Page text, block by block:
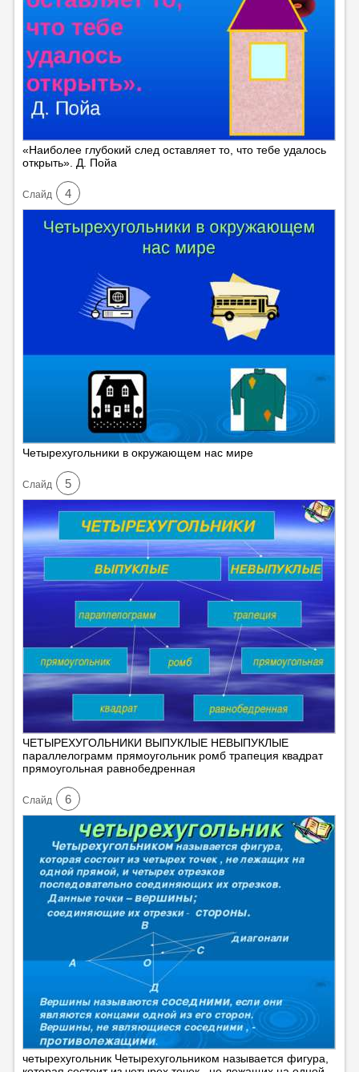
«Наиболее глубокий след оставляет то, что тебе удалось
открыть». Д. Пойа
Cлайд 4
Четырехугольники в окружающем нас мире
Cлайд 5
ЧЕТЫРЕХУГОЛЬНИКИ ВЫПУКЛЫЕ НЕВЫПУКЛЫЕ
параллелограмм прямоугольник ромб трапеция квадрат
прямоугольная равнобедренная
Cлайд 6
четырехугольник Четырехугольником называется фигура,